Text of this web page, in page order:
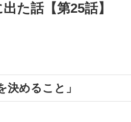
た話【第25話】
決めること」